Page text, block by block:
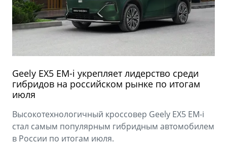
Geely EX5 EM-i укрепляет лидерство среди
гибридов на российском рынке по итогам
июля
Высокотехнологичный кроссовер Geely EX5 EM-i
стал самым популярным гибридным автомобилем
в России по итогам июля.